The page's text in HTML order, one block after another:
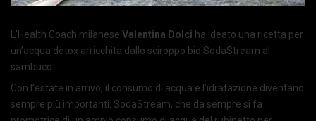
L’Health Coach milanese Valentina Dolci ha ideato una ricetta per
un’acqua detox arricchita dallo sciroppo bio SodaStream al
sambuco.
Con l’estate in arrivo, il consumo di acqua e l’idratazione diventano
sempre più importanti. SodaStream, che da sempre si fa